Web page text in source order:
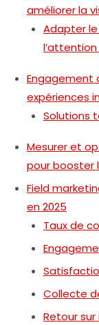
améliorer la
Adapter le
Engagement
expériences
Solutions
Mesurer et
pour booster
Field
en 2025
Taux de
Collecte
Retour